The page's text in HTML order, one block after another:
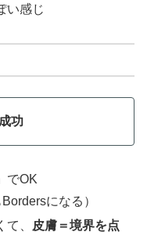
い感じ
功
でOK
になる）
、
皮膚＝境界を点